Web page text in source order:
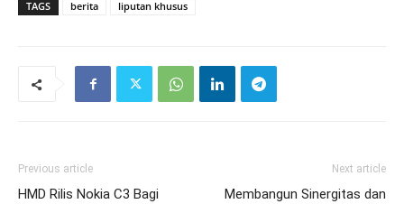
TAGS berita liputan khusus
Previous article
HMD Rilis Nokia C3 Bagi
Next article
Membangun Sinergitas dan